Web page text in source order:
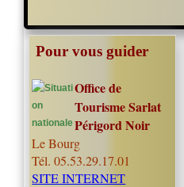
Pour vous guider
Office de
Tourisme Sarlat
Périgord Noir
Le Bourg
Tél. 05.53.29.17.01
SITE INTERNET